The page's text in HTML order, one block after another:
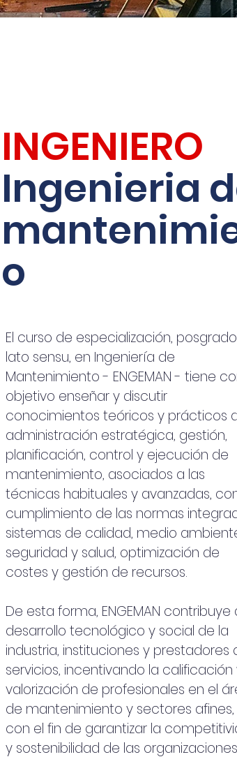
INGENIERO
Ingenieria
o
El curso de especialización, posgrado
lato sensu, en Ingeniería de
Mantenimiento - ENGEMAN - tiene
objetivo enseñar y discutir
conocimientos teóricos y prácticos
administración estratégica, gestión,
planificación, control y ejecución de
mantenimiento, asociados a las
técnicas habituales y avanzadas,
cumplimiento de las normas
sistemas de calidad, medio
seguridad y salud, optimización de
costes y gestión de recursos.
De esta forma, ENGEMAN contribuye
desarrollo tecnológico y social de la
industria, instituciones y prestadores
servicios, incentivando la calificación
valorización de profesionales en el
de mantenimiento y sectores afines,
con el fin de garantizar la
y sostenibilidad de las